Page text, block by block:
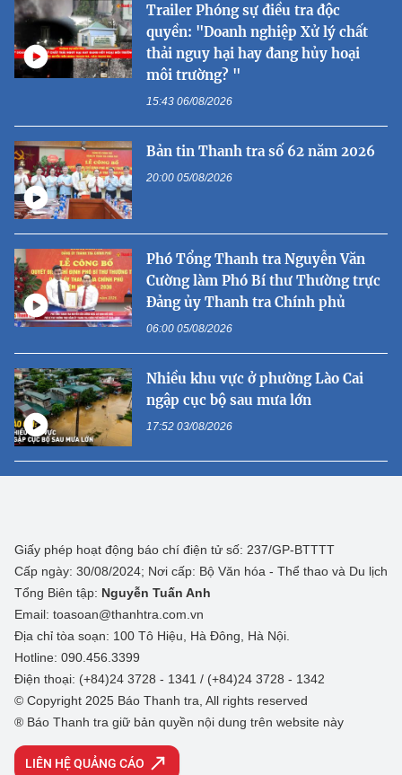
Trailer Phóng sự điều tra độc
quyền: "Doanh nghiệp Xử lý chất
thải nguy hại hay đang hủy hoại
môi trường? "
15:43 06/08/2026
Bản tin Thanh tra số 62 năm 2026
20:00 05/08/2026
Phó Tổng Thanh tra Nguyễn Văn
Cường làm Phó Bí thư Thường trực
Đảng ủy Thanh tra Chính phủ
06:00 05/08/2026
Nhiều khu vực ở phường Lào Cai
ngập cục bộ sau mưa lớn
17:52 03/08/2026
Giấy phép hoạt động báo chí điện tử số: 237/GP-BTTTT
Cấp ngày: 30/08/2024; Nơi cấp: Bộ Văn hóa - Thể thao và Du lịch
Tổng Biên tập: Nguyễn Tuấn Anh
Email: toasoan@thanhtra.com.vn
Địa chỉ tòa soạn: 100 Tô Hiệu, Hà Đông, Hà Nội.
Hotline: 090.456.3399
Điện thoại: (+84)24 3728 - 1341 / (+84)24 3728 - 1342
© Copyright 2025 Báo Thanh tra, All rights reserved
® Báo Thanh tra giữ bản quyền nội dung trên website này
LIÊN HỆ QUẢNG CÁO